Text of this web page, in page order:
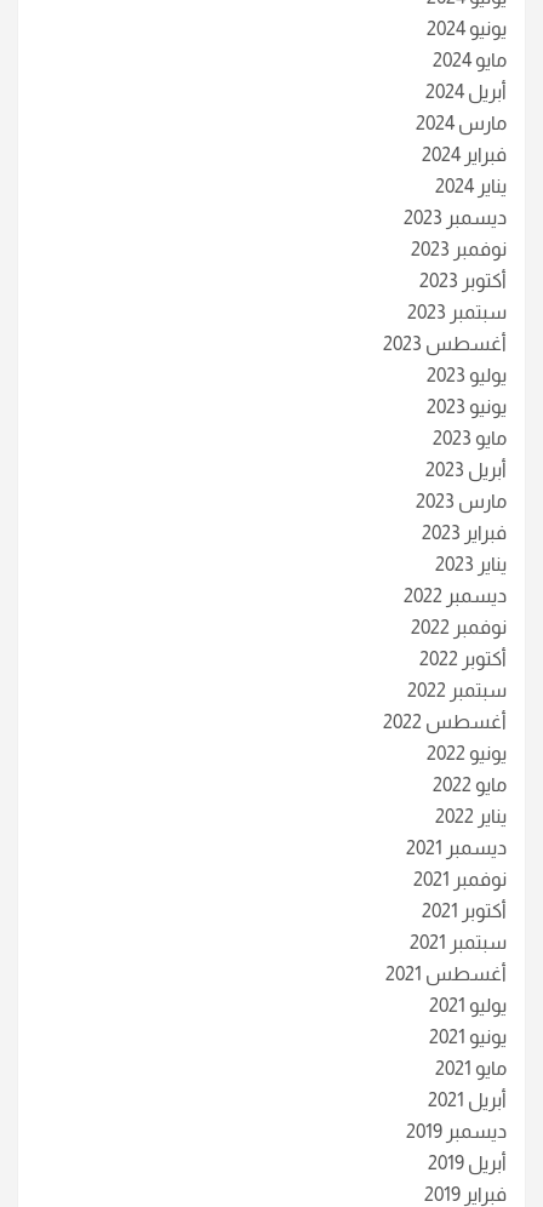
يونيو 2024
مايو 2024
أبريل 2024
مارس 2024
فبراير 2024
يناير 2024
ديسمبر 2023
نوفمبر 2023
أكتوبر 2023
سبتمبر 2023
أغسطس 2023
يوليو 2023
يونيو 2023
مايو 2023
أبريل 2023
مارس 2023
فبراير 2023
يناير 2023
ديسمبر 2022
نوفمبر 2022
أكتوبر 2022
سبتمبر 2022
أغسطس 2022
يونيو 2022
مايو 2022
يناير 2022
ديسمبر 2021
نوفمبر 2021
أكتوبر 2021
سبتمبر 2021
أغسطس 2021
يوليو 2021
يونيو 2021
مايو 2021
أبريل 2021
ديسمبر 2019
أبريل 2019
فبراير 2019